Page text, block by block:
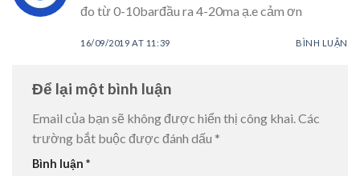
đo từ 0-10barđầu ra 4-20ma ạ.e cảm ơn
16/09/2019 AT 11:39 BÌNH LUẬN
Để lại một bình luận
Email của bạn sẽ không được hiển thị công khai.Các
trường bắt buộc được đánh dấu *
Bình luận *